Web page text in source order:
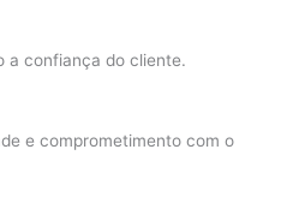
a confiança do cliente.
e comprometimento com o